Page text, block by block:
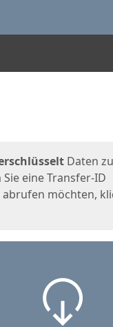
Daten
eine Transfer-ID
möchten,